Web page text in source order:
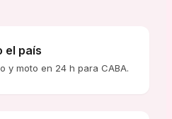
el país
y moto en 24 h para CABA.